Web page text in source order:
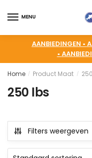
MENU
AANBIEDINGEN •
•
Home / Product Maat /
250 lbs
Filters weergeven